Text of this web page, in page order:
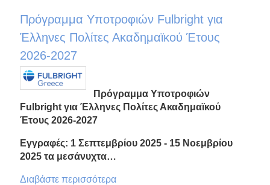
Πρόγραμμα Υποτροφιών Fulbright για
Έλληνες Πολίτες Ακαδημαϊκού Έτους
2026-2027
Πρόγραμμα Υποτροφιών
Fulbright για Έλληνες Πολίτες Ακαδημαϊκού
Έτους 2026-2027
Εγγραφές: 1 Σεπτεμβρίου 2025 - 15 Νοεμβρίου
2025 τα μεσάνυχτα…
Διαβάστε περισσότερα